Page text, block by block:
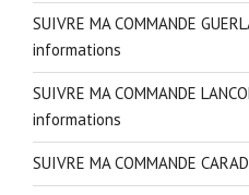
SUIVRE MA COMMANDE
informations
SUIVRE MA COMMANDE
informations
SUIVRE MA COMMANDE